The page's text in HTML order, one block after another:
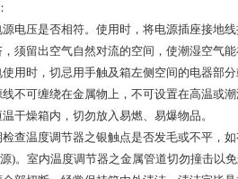
电压是否相符。使用时，将电源插座接地线
须留出空气自然对流的空间，使潮湿空气能
用时，切忌用手触及箱左侧空间的电器部
不可缠绕在金属物上，不可设置在高温或
干燥箱内，切勿放入易燃、易爆物品。
查温度调节器之银触点是否发毛或不平，
)。室内温度调节器之金属管道切勿撞击以免